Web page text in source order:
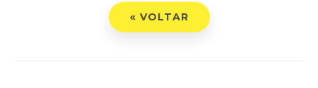
« VOLTAR